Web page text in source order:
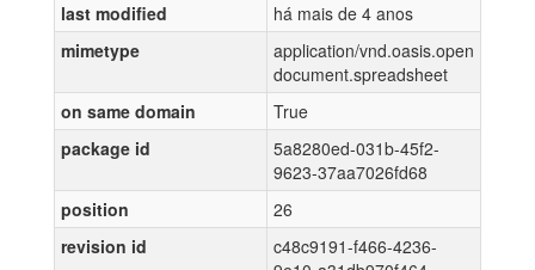
last modified
há mais de 4 anos
mimetype
application/vnd.oasis.open
document.spreadsheet
on same domain
True
package id
5a8280ed-031b-45f2-
9623-37aa7026fd68
position
26
revision id
c48c9191-f466-4236-